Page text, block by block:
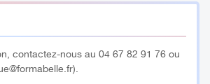
jade traite tous les
» du plan physique étant d’origine
les irritations
sécheresses de
contactez-nous au 04 67 82 91 76 ou